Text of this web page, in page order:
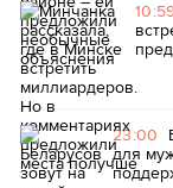
23:00
для